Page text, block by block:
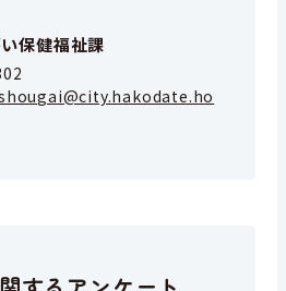
保健福祉課